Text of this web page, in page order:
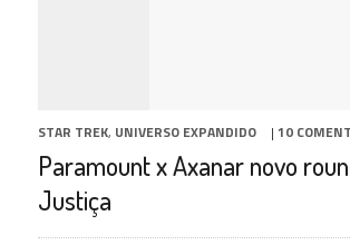
STAR TREK, UNIVERSO EXPANDIDO | 10
Paramount x Axanar novo
Justiça